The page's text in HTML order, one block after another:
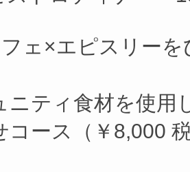
ェ×エピスリー
ニティ食材を使用
コース（￥8,000